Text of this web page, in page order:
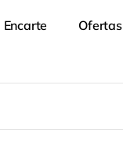
Encarte Ofertas